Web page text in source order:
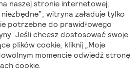
naszej stronie internetowej.
witryna załaduje tylko
potrzebne do prawidłowego
Jeśli chcesz dostosować swoje
plików cookie, kliknij „Moje
momencie odwiedź stronę
cookie.